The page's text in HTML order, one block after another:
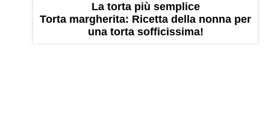
La torta più semplice
Torta margherita: Ricetta della nonna per
una torta sofficissima!